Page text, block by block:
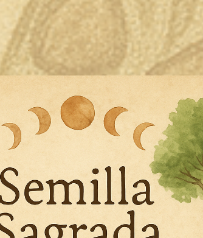
una red de profesionales
entre otros); dedicados
de la consciencia:
física, mental y espiritual.
y acompañar a las
miembros del equipo haz